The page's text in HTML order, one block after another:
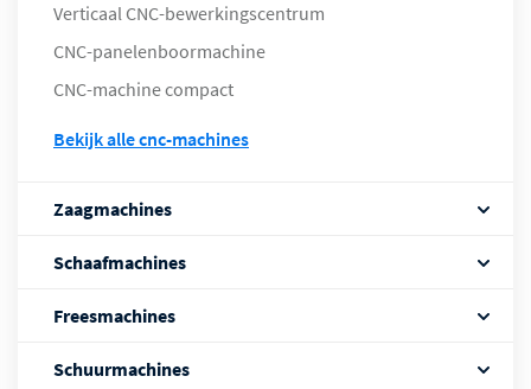
Verticaal CNC-bewerkingscentrum
CNC-panelenboormachine
CNC-machine compact
bekijk alle cnc-machines
Zaagmachines
Schaafmachines
Freesmachines
Schuurmachines